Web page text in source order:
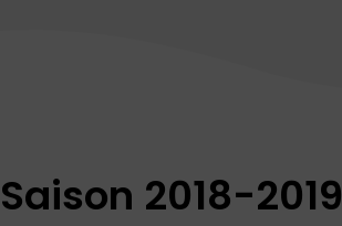
2018-2019